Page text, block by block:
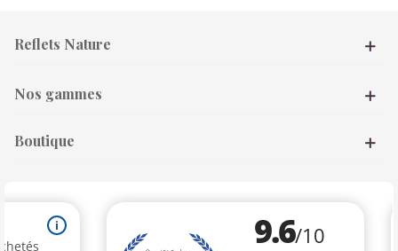
Reflets Nature
Nos gammes
Boutique